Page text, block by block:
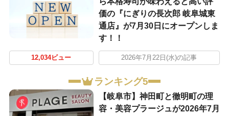
価の『にぎりの長次郎 岐阜城東
通店』が7月30日にオープンしま
す！！
12,034ビュー 2026年7月22日(水)の記事
ランキング5
【岐阜市】神田町と徹明町の理
容・美容プラージュが2026年7月